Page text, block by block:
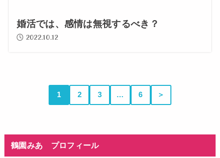
婚活では、感情は無視するべき？
2022.10.12
1 2 3 … 6 ＞
鶴園みあ プロフィール